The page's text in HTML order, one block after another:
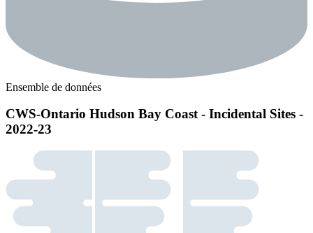
Ensemble de données
CWS-Ontario Hudson Bay Coast - Incidental Sites -
2022-23